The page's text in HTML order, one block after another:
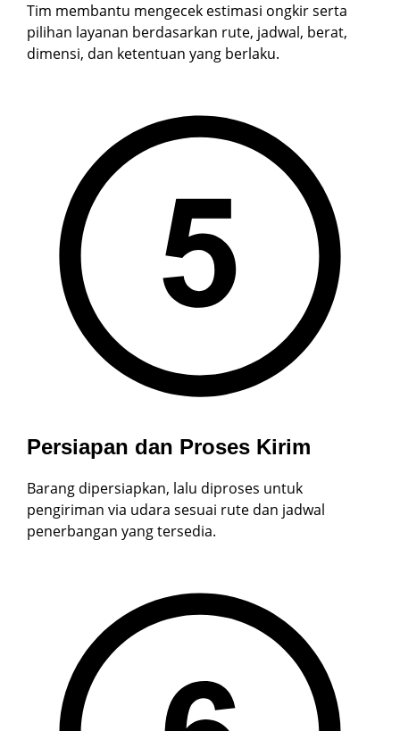
Tim membantu mengecek estimasi ongkir serta
pilihan layanan berdasarkan rute, jadwal, berat,
dimensi, dan ketentuan yang berlaku.
Persiapan dan Proses Kirim
Barang dipersiapkan, lalu diproses untuk
pengiriman via udara sesuai rute dan jadwal
penerbangan yang tersedia.